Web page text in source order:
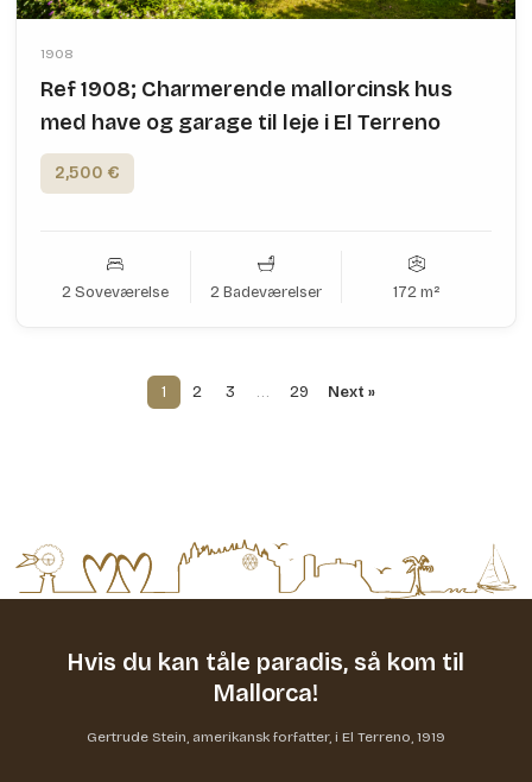
1908
Ref 1908; Charmerende mallorcinsk hus
med have og garage til leje i El Terreno
2,500 €
2 Soveværelse 2 Badeværelser 172 m²
1 2 3 … 29 Next »
Hvis du kan tåle paradis, så kom til
Mallorca!
Gertrude Stein, amerikansk forfatter, i El Terreno, 1919